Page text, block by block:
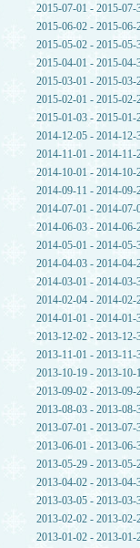
2015-07-01 - 2015-07-
2015-06-02 - 2015-06-
2015-05-02 - 2015-05-
2015-04-01 - 2015-04-
2015-03-01 - 2015-03-
2015-02-01 - 2015-02-
2015-01-03 - 2015-01-
2014-12-05 - 2014-12-
2014-11-01 - 2014-11-
2014-10-01 - 2014-10-
2014-09-11 - 2014-09-
2014-07-01 - 2014-07-
2014-06-03 - 2014-06-
2014-05-01 - 2014-05-
2014-04-03 - 2014-04-
2014-03-01 - 2014-03-
2014-02-04 - 2014-02-
2014-01-01 - 2014-01-
2013-12-02 - 2013-12-
2013-11-01 - 2013-11-
2013-10-19 - 2013-10-
2013-09-02 - 2013-09-
2013-08-03 - 2013-08-
2013-07-01 - 2013-07-
2013-06-01 - 2013-06-
2013-05-29 - 2013-05-
2013-04-02 - 2013-04-
2013-03-05 - 2013-03-
2013-02-02 - 2013-02-
2013-01-02 - 2013-01-